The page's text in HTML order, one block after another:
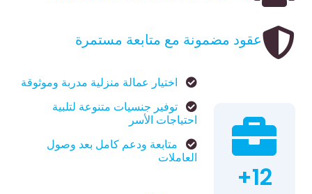
عقود مضمونة مع متابعة مستمرة
12+
اختيار عمالة منزلية مدربة وموثوقة
توفير جنسيات متنوعة لتلبية
احتياجات الأسر
متابعة ودعم كامل بعد وصول
العاملات